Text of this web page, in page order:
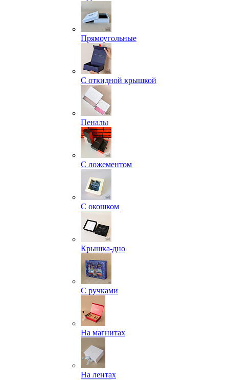
Прямоугольные
С откидной крышкой
Пеналы
С ложементом
С окошком
Крышка-дно
С ручками
На магнитах
На лентах